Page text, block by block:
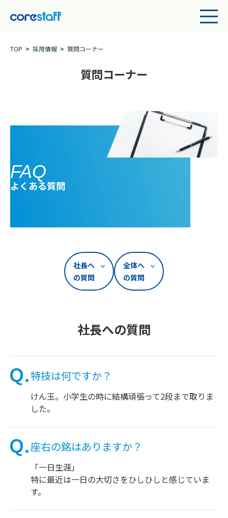
TOP 採用情報 質問コーナー
質問コーナー
FAQ
よくある質問
社長へ
の質問
全体へ
の質問
社長への質問
特技は何ですか？
けん玉。小学生の時に結構頑張って2段まで取りま
した。
座右の銘はありますか？
「一日生涯」
特に最近は一日の大切さをひしひしと感じていま
す。